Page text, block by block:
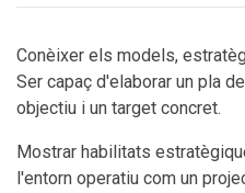
Conèixer els models,
Ser capaç d'elaborar un pla
objectiu i un target concret.
Mostrar habilitats
l'entorn operatiu com un